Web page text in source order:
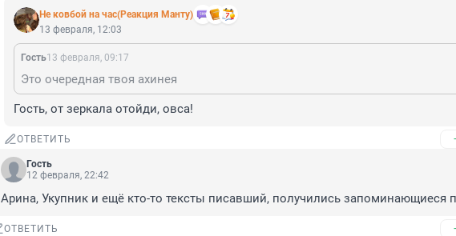
Не ковбой на час(Реакция Манту)
13 февраля, 12:03
Гость13 февраля, 09:17
Это очередная твоя ахинея
Гость, от зеркала отойди, овса!
ОТВЕТИТЬ
Гость
12 февраля, 22:42
Арина, Укупник и ещё кто-то тексты писавший, получились запоминающиеся
ОТВЕТИТЬ